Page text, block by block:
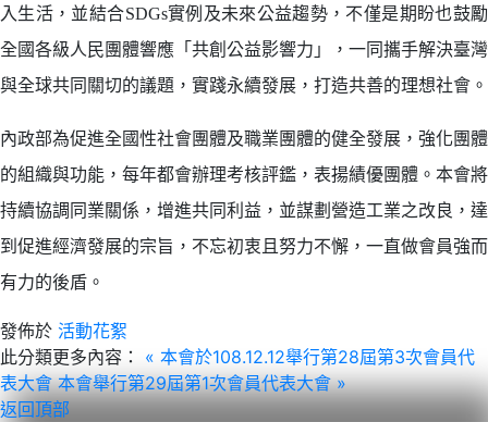
入生活，並結合SDGs實例及未來公益趨勢，不僅是期盼也鼓勵
全國各級人民團體響應「共創公益影響力」，一同攜手解決臺灣
與全球共同關切的議題，實踐永續發展，打造共善的理想社會。
內政部為促進全國性社會團體及職業團體的健全發展，強化團體
的組織與功能，每年都會辦理考核評鑑，表揚績優團體。本會將
持續協調同業關係，增進共同利益，並謀劃營造工業之改良，達
到促進經濟發展的宗旨，不忘初衷且努力不懈，一直做會員強而
有力的後盾。
發佈於 活動花絮
此分類更多內容： « 本會於108.12.12舉行第28屆第3次會員代
表大會本會舉行第29屆第1次會員代表大會 »
返回頂部